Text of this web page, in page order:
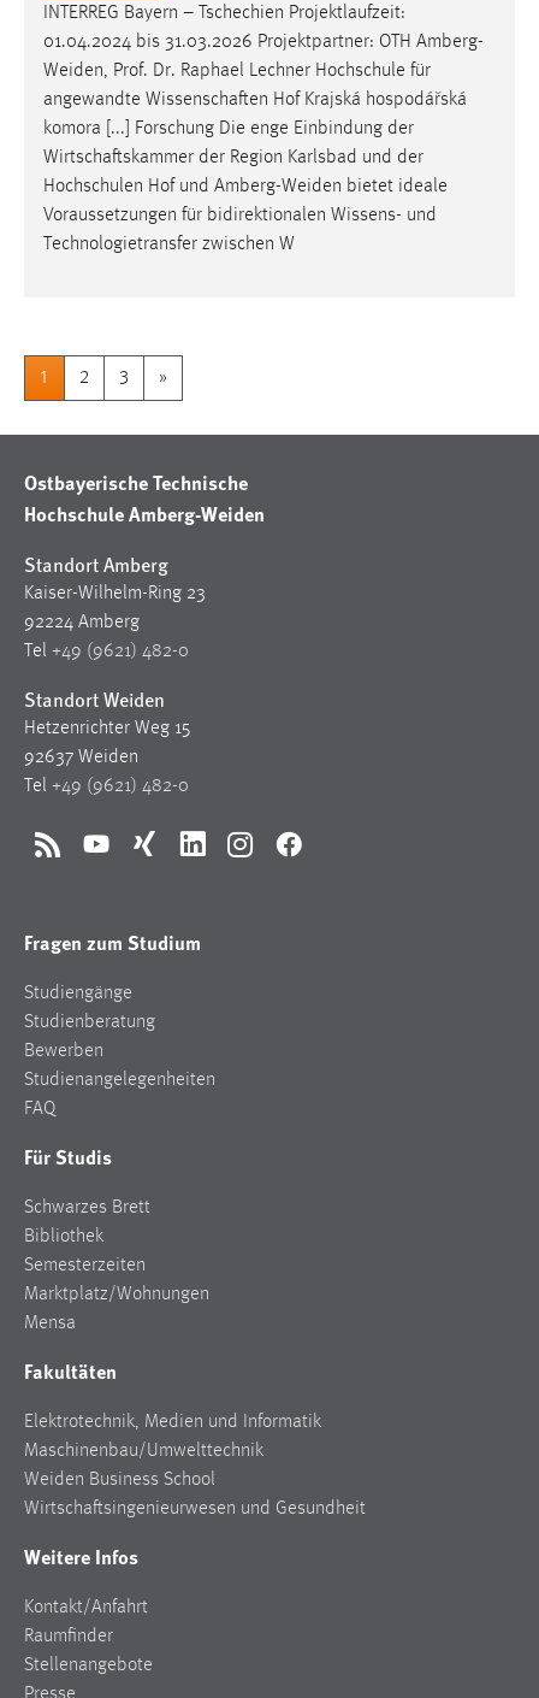
INTERREG Bayern – Tschechien Projektlaufzeit:
01.04.2024 bis 31.03.2026 Projektpartner: OTH Amberg-
Weiden, Prof. Dr. Raphael Lechner Hochschule für
angewandte Wissenschaften Hof Krajská hospodářská
komora [...] Forschung Die enge Einbindung der
Wirtschaftskammer der Region Karlsbad und der
Hochschulen Hof und Amberg-Weiden bietet ideale
Voraussetzungen für bidirektionalen Wissens- und
Technologietransfer zwischen W
1 2 3 »
Ostbayerische Technische
Hochschule Amberg-Weiden
Standort Amberg
Kaiser-Wilhelm-Ring 23
92224 Amberg
Tel +49 (9621) 482-0
Standort Weiden
Hetzenrichter Weg 15
92637 Weiden
Tel +49 (9621) 482-0
RSS YouTubeXing LinkedInInstagramFacebook
Fragen zum Studium
Studiengänge
Studienberatung
Bewerben
Studienangelegenheiten
FAQ
Für Studis
Schwarzes Brett
Bibliothek
Semesterzeiten
Marktplatz/Wohnungen
Mensa
Fakultäten
Elektrotechnik, Medien und Informatik
Maschinenbau/Umwelttechnik
Weiden Business School
Wirtschaftsingenieurwesen und Gesundheit
Weitere Infos
Kontakt/Anfahrt
Raumfinder
Stellenangebote